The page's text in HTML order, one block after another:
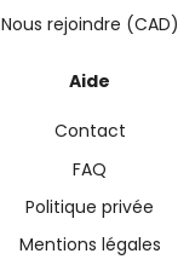
Nous rejoindre (CAD)
Aide
Contact
FAQ
Politique privée
Mentions légales